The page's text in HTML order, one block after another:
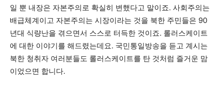
일 뿐 내장은 자본주의로 확실히 변했다고 말이죠. 사회주의는
배급체계이고 자본주의는 시장이라는 것을 북한 주민들은 90
년대 식량난을 겪으면서 스스로 터득한 것이죠. 롤러스케이트
에 대한 이야기를 해드렸는데요. 국민통일방송을 듣고 계시는
북한 청취자 여러분들도 롤러스케이트를 탄 것처럼 즐거운 맘
이었으면 합니다.